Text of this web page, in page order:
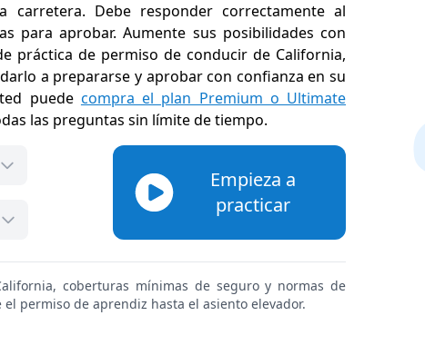
carretera. Debe responder correctamente al
para aprobar. Aumente sus posibilidades con
práctica de permiso de conducir de California,
a prepararse y aprobar con confianza en su
puede compra el plan Premium o Ultimate
las preguntas sin límite de tiempo.
Empieza a
practicar
coberturas mínimas de seguro y normas de
permiso de aprendiz hasta el asiento elevador.